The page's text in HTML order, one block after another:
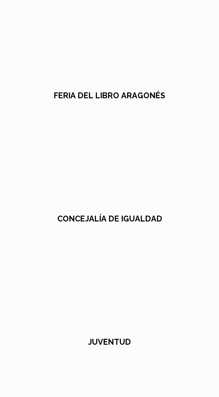
FERIA DEL LIBRO ARAGONÉS
CONCEJALÍA DE IGUALDAD
JUVENTUD